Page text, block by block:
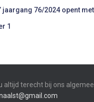
jaargang 76/2024 opent
1
altijd terecht bij ons